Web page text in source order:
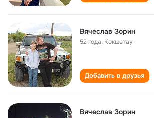
Вячеслав Зорин
52 года, Кокшетау
Добавить в друзья
Вячеслав Зорин